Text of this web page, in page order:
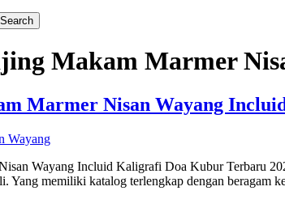
Search
Makam Marmer
Marmer Nisan Wayang
Wayang Incluid Kaligrafi Doa Kubur Terbaru
Yang memiliki katalog terlengkap dengan